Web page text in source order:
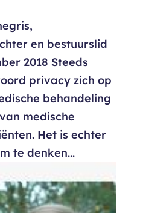
en bestuurslid
2018 Steeds
privacy zich op
behandeling
medische
Het is echter
te denken...